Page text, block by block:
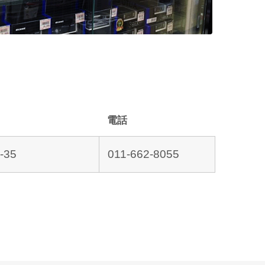
電話
35 011-662-8055